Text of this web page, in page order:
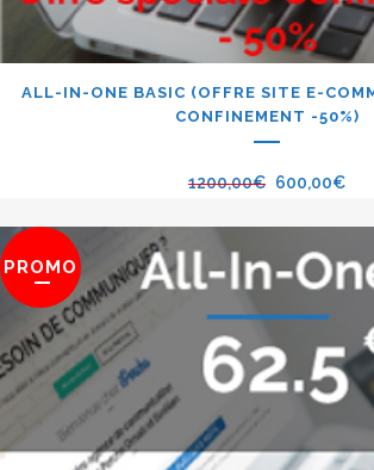
ALL-IN-ONE BASIC (OFFRE SITE E-
CONFINEMENT -50%)
1200,00€ 600,00€
PROMO